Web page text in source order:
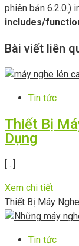
phiên bản 6.2.0.)
includes/
Bài viết liên
Tin tức
Thiết Bị
Dụng
[…]
Xem chi tiết
Thiết Bị Máy
Tin tức